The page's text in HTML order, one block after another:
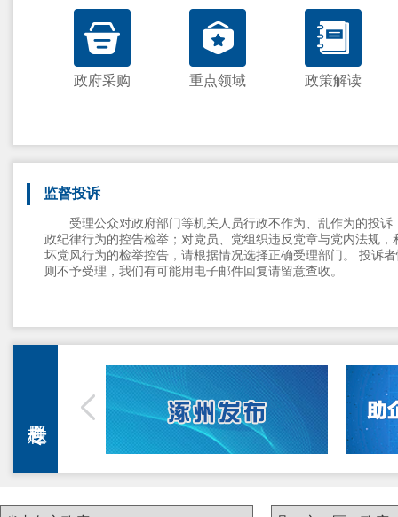
政府采购 重点领域 政策解读
监督投诉
受理公众对政府部门等机关人员行政不作为、乱作为的投诉
政纪律行为的控告检举；对党员、党组织违反党章与党内法规，
坏党风行为的检举控告，请根据情况选择正确受理部门。 投诉
则不予受理，我们有可能用电子邮件回复请留意查收。